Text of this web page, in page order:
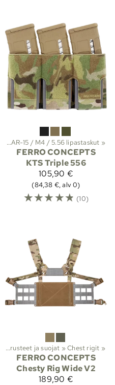
‪» AR-15 / M4 / 5.56 lipastaskut ‪»
FERRO CONCEPTS
KTS Triple 556
105,90 €
(84,38 €, alv 0)
☆☆☆☆☆ (10)
Taisteluvarusteet ja suojat ‪»Chest rigit ‪»
FERRO CONCEPTS
Chesty Rig Wide V2
189,90 €